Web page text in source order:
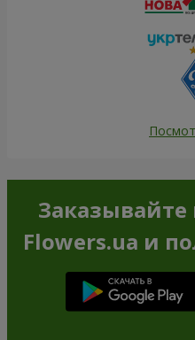
Flowers.ua и